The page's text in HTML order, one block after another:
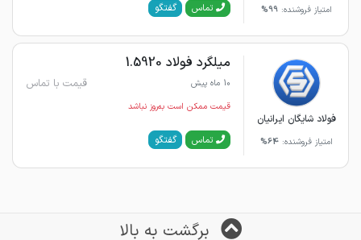
امتیاز فروشنده:99% تماس گفتگو
فولاد شایگان ایرانیان
امتیاز فروشنده:64%
میلگرد فولاد 1.5920
10 ماه پیش قیمت با تماس
قیمت ممکن است به‌روز نباشد
تماس گفتگو
برگشت به بالا